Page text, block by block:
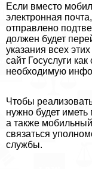
Если вместо
электронная
отправлено
должен будет
указания всех
сайт Госуслуги
необходимую
Чтобы
нужно будет
а также
связаться
службы.